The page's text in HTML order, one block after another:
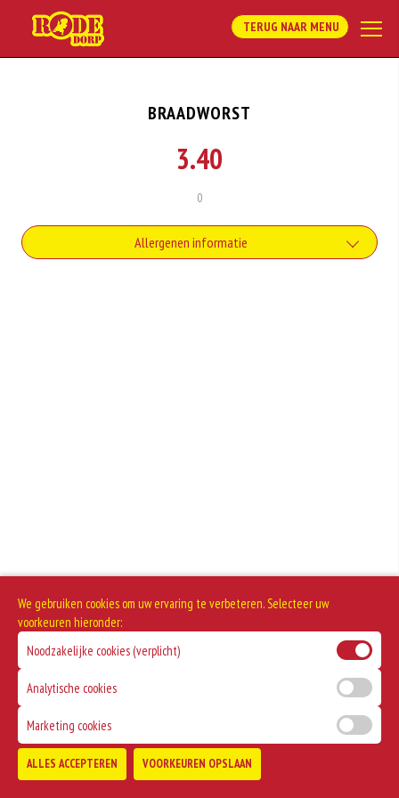
TERUG NAAR MENU
BRAADWORST
3.40
0
Allergenen informatie
We gebruiken cookies om uw ervaring te verbeteren. Selecteer uw
voorkeuren hieronder:
Noodzakelijke cookies (verplicht)
Analytische cookies
Marketing cookies
ALLES ACCEPTEREN VOORKEUREN OPSLAAN